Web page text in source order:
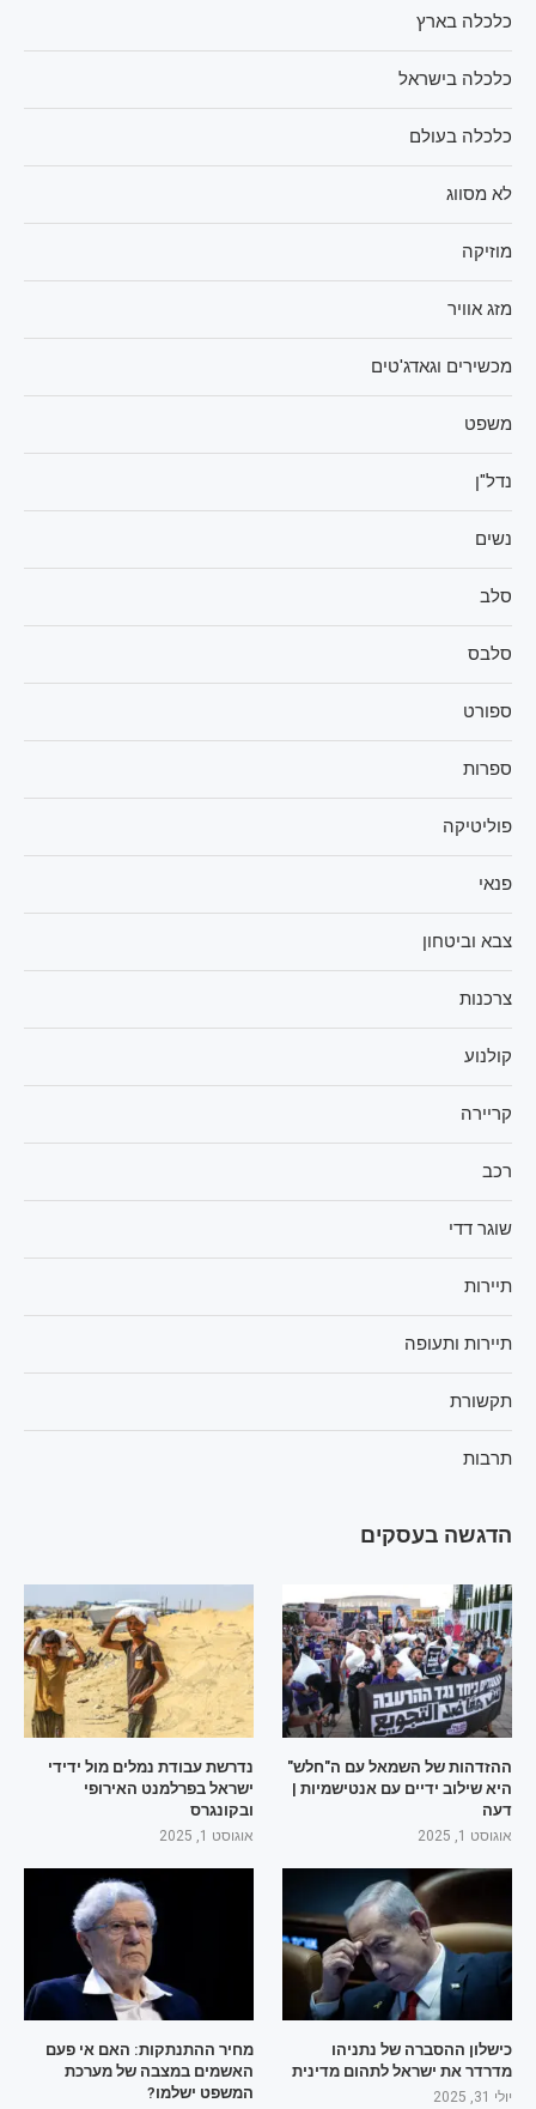
כלכלה בארץ
כלכלה בישראל
כלכלה בעולם
לא מסווג
מוזיקה
מזג אוויר
מכשירים וגאדג'טים
משפט
נדל"ן
נשים
סלב
סלבס
ספורט
ספרות
פוליטיקה
פנאי
צבא וביטחון
צרכנות
קולנוע
קריירה
רכב
שוגר דדי
תיירות
תיירות ותעופה
תקשורת
תרבות
הדגשה בעסקים
ההזדהות של השמאל עם ה"חלש"
היא שילוב ידיים עם אנטישמיות |
דעה
אוגוסט 1, 2025
נדרשת עבודת נמלים מול ידידי
ישראל בפרלמנט האירופי
ובקונגרס
אוגוסט 1, 2025
כישלון ההסברה של נתניהו
מדרדר את ישראל לתהום מדינית
יולי 31, 2025
מחיר ההתנתקות: האם אי פעם
האשמים במצבה של מערכת
המשפט ישלמו?